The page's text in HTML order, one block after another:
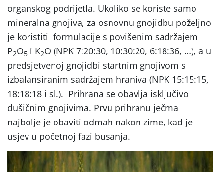
organskog podrijetla. Ukoliko se koriste samo
mineralna gnojiva, za osnovnu gnojidbu poželjno
je koristiti formulacije s povišenim sadržajem
P2O5 i K2O (NPK 7:20:30, 10:30:20, 6:18:36, …), a u
predsjetvenoj gnojidbi startnim gnojivom s
izbalansiranim sadržajem hraniva (NPK 15:15:15,
18:18:18 i sl.). Prihrana se obavlja isključivo
dušičnim gnojivima. Prvu prihranu ječma
najbolje je obaviti odmah nakon zime, kad je
usjev u početnoj fazi busanja.